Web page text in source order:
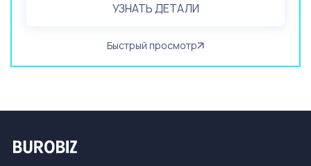
УЗНАТЬ ДЕТАЛИ
Быстрый просмотр